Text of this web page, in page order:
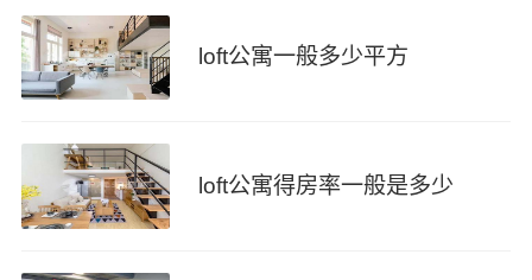
loft公寓一般多少平方
loft公寓得房率一般是多少